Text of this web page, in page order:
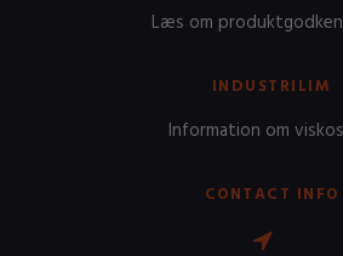
Læs om
INDUSTRILIM
Information om
CONTACT INFO